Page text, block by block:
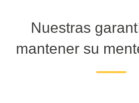
Nuestras
mantener su